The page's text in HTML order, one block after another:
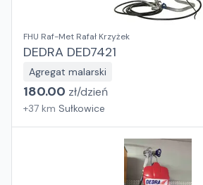
FHU Raf-Met Rafał Krzyżek
DEDRA DED7421
Agregat malarski
180.00 zł/dzień
+37 km Sułkowice